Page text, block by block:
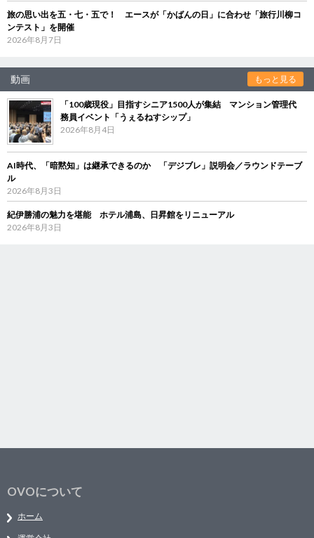
旅の思い出を五・七・五で！ エースが「かばんの日」に合わせ「旅行川柳コ
ンテスト」を開催
2026年8月7日
動画 もっと見る
「100歳現役」目指すシニア1500人が集結 マンション管理代
務員イベント「うぇるねすシップ」
2026年8月4日
AI時代、「暗黙知」は継承できるのか 「デジブレ」説明会／ラウンドテーブ
ル
2026年8月3日
紀伊勝浦の魅力を堪能 ホテル浦島、日昇館をリニューアル
2026年8月3日
OVOについて
ホーム